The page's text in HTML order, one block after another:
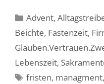
Kategorien
Advent,
Beichte, Fastenzeit,
Lebenszeit,
Schlagwörter
fristen, managment,